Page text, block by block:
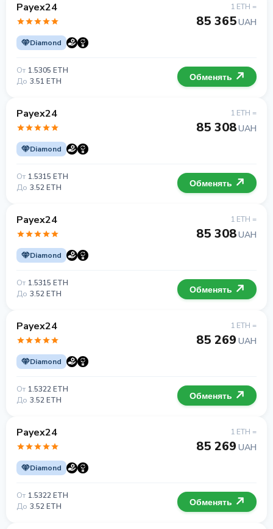
Payex24
Diamond
1 ETH =
85 365UAH
От 1.5305 ETH
До 3.51 ETH Обменять
Payex24
Diamond
1 ETH =
85 308UAH
От 1.5315 ETH
До 3.52 ETH Обменять
Payex24
Diamond
1 ETH =
85 308UAH
От 1.5315 ETH
До 3.52 ETH Обменять
Payex24
Diamond
1 ETH =
85 269 UAH
От 1.5322 ETH
До 3.52 ETH Обменять
Payex24
Diamond
1 ETH =
85 269 UAH
От 1.5322 ETH
До 3.52 ETH Обменять